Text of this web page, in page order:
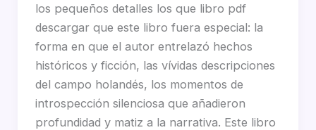
los pequeños detalles los que libro pdf
descargar que este libro fuera especial: la
forma en que el autor entrelazó hechos
históricos y ficción, las vívidas descripciones
del campo holandés, los momentos de
introspección silenciosa que añadieron
profundidad y matiz a la narrativa. Este libro